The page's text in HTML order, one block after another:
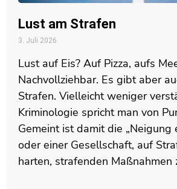
Lust am Strafen
3. Juli 2026
Lust auf Eis? Auf Pizza, aufs
Nachvollziehbar. Es gibt aber
Strafen. Vielleicht weniger
Kriminologie spricht man von
Gemeint ist damit die „Neigung
oder einer Gesellschaft, auf
harten, strafenden Maßnahmen